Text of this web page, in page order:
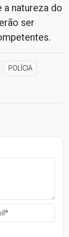
natureza do
ser
POLÍCIA